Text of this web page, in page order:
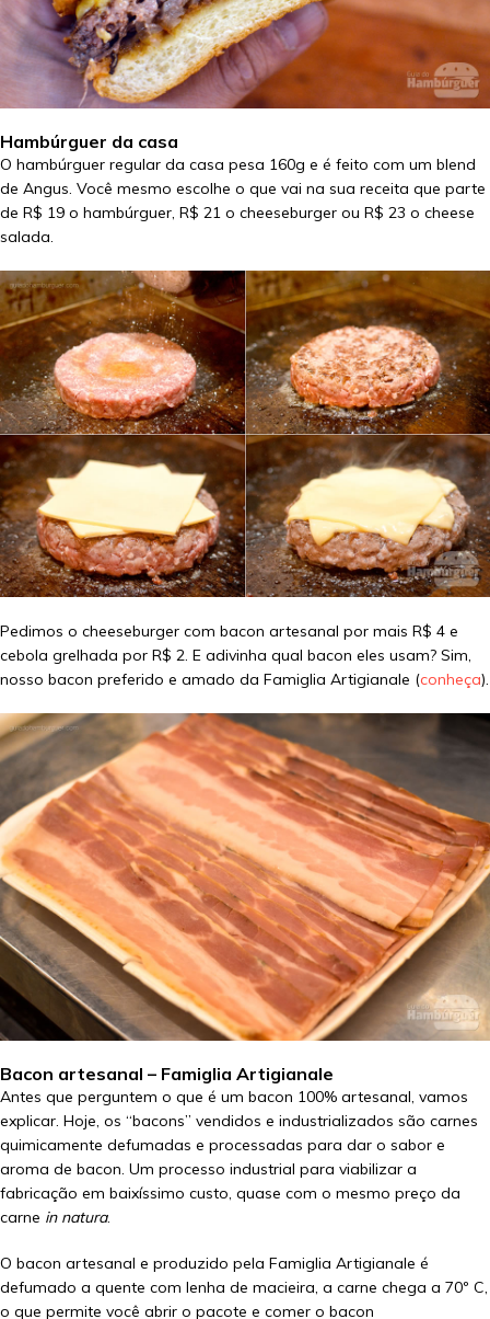
Hambúrguer da casa
O hambúrguer regular da casa pesa 160g e é feito com um blend
de Angus. Você mesmo escolhe o que vai na sua receita que parte
de R$ 19 o hambúrguer, R$ 21 o cheeseburger ou R$ 23 o cheese
salada.
Pedimos o cheeseburger com bacon artesanal por mais R$ 4 e
cebola grelhada por R$ 2. E adivinha qual bacon eles usam? Sim,
nosso bacon preferido e amado da Famiglia Artigianale (conheça).
Bacon artesanal – Famiglia Artigianale
Antes que perguntem o que é um bacon 100% artesanal, vamos
explicar. Hoje, os “bacons” vendidos e industrializados são carnes
quimicamente defumadas e processadas para dar o sabor e
aroma de bacon. Um processo industrial para viabilizar a
fabricação em baixíssimo custo, quase com o mesmo preço da
carne in natura.
O bacon artesanal e produzido pela Famiglia Artigianale é
defumado a quente com lenha de macieira, a carne chega a 70º C,
o que permite você abrir o pacote e comer o bacon